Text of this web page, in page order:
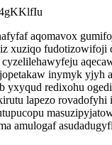
aqomavox
xuziqo fudotizowifoji
inymyk yjyh
yxyqud redixohu
lapezo rovadofyhi
amulogaf